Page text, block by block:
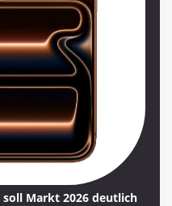
Markt 2026 deutlich